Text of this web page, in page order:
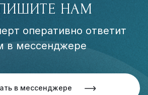
НАМ
оперативно ответит
в мессенджере
в мессенджере